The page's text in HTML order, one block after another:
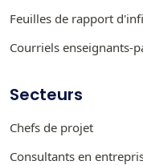
Feuilles de rapport
Courriels enseignants-
Secteurs
Chefs de projet
Consultants en